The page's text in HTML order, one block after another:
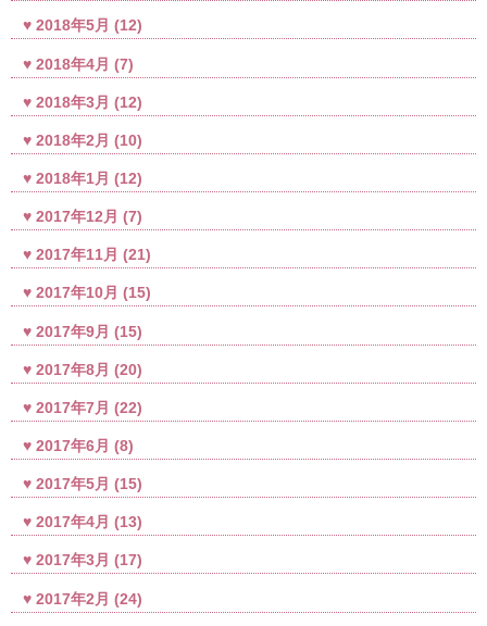
2018年5月 (12)
2018年4月 (7)
2018年3月 (12)
2018年2月 (10)
2018年1月 (12)
2017年12月 (7)
2017年11月 (21)
2017年10月 (15)
2017年9月 (15)
2017年8月 (20)
2017年7月 (22)
2017年6月 (8)
2017年5月 (15)
2017年4月 (13)
2017年3月 (17)
2017年2月 (24)